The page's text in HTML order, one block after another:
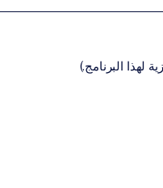
المناسبة للبرنامج،
لهذا البرنامج.)